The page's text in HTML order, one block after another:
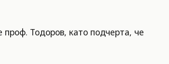
проф. Тодоров, като подчерта, че